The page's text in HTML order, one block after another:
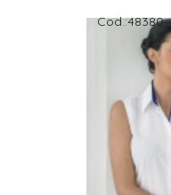
Cod.:48380